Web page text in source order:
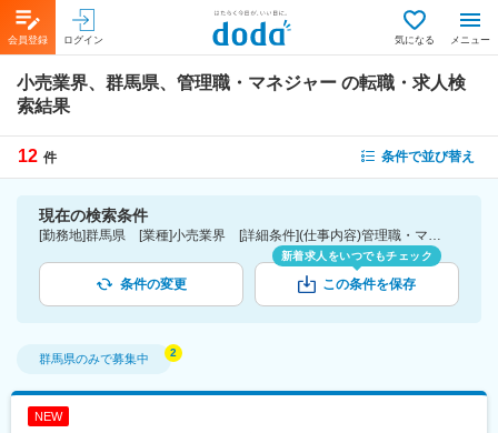
会員登録 ログイン 気になる メニュー
小売業界、群馬県、管理職・マネジャー の転職・求人検
索結果
12 件 条件で並び替え
現在の検索条件
[勤務地]群馬県 [業種]小売業界 [詳細条件](仕事内容)管理職・マネジャー
条件の変更
新着求人をいつでもチェック
この条件を保存
群馬県のみで募集中
NEW